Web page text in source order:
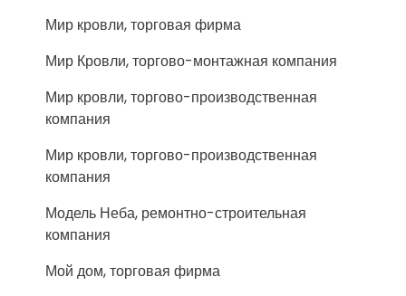
Мир кровли, торговая фирма
Мир Кровли, торгово-монтажная компания
Мир кровли, торгово-производственная
компания
Мир кровли, торгово-производственная
компания
Модель Неба, ремонтно-строительная
компания
Мой дом, торговая фирма